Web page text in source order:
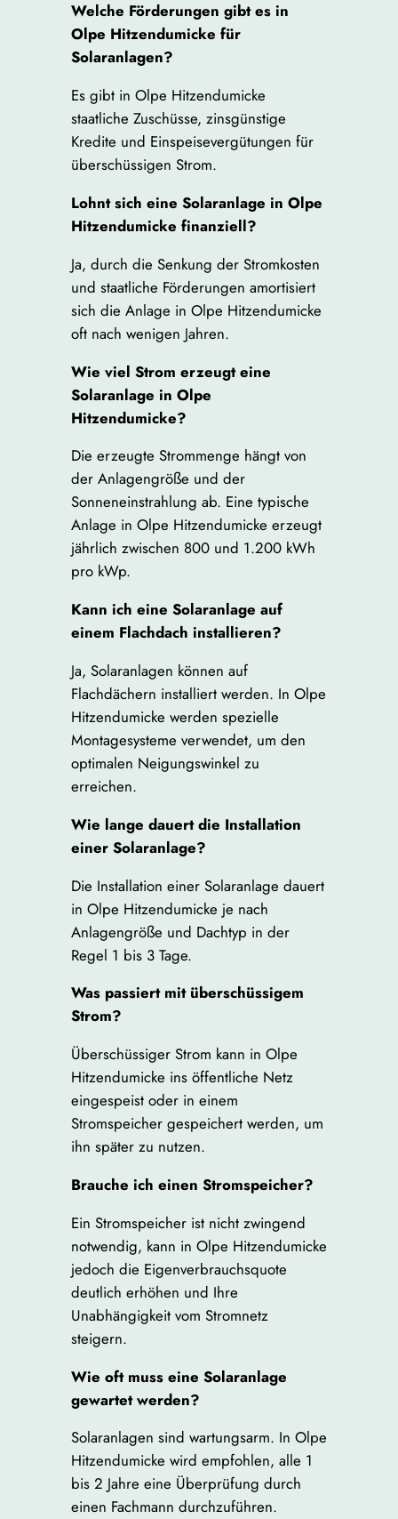
Welche Förderungen gibt es in
Olpe Hitzendumicke für
Solaranlagen?
Es gibt in Olpe Hitzendumicke
staatliche Zuschüsse, zinsgünstige
Kredite und Einspeisevergütungen für
überschüssigen Strom.
Lohnt sich eine Solaranlage in Olpe
Hitzendumicke finanziell?
Ja, durch die Senkung der Stromkosten
und staatliche Förderungen amortisiert
sich die Anlage in Olpe Hitzendumicke
oft nach wenigen Jahren.
Wie viel Strom erzeugt eine
Solaranlage in Olpe
Hitzendumicke?
Die erzeugte Strommenge hängt von
der Anlagengröße und der
Sonneneinstrahlung ab. Eine typische
Anlage in Olpe Hitzendumicke erzeugt
jährlich zwischen 800 und 1.200 kWh
pro kWp.
Kann ich eine Solaranlage auf
einem Flachdach installieren?
Ja, Solaranlagen können auf
Flachdächern installiert werden. In Olpe
Hitzendumicke werden spezielle
Montagesysteme verwendet, um den
optimalen Neigungswinkel zu
erreichen.
Wie lange dauert die Installation
einer Solaranlage?
Die Installation einer Solaranlage dauert
in Olpe Hitzendumicke je nach
Anlagengröße und Dachtyp in der
Regel 1 bis 3 Tage.
Was passiert mit überschüssigem
Strom?
Überschüssiger Strom kann in Olpe
Hitzendumicke ins öffentliche Netz
eingespeist oder in einem
Stromspeicher gespeichert werden, um
ihn später zu nutzen.
Brauche ich einen Stromspeicher?
Ein Stromspeicher ist nicht zwingend
notwendig, kann in Olpe Hitzendumicke
jedoch die Eigenverbrauchsquote
deutlich erhöhen und Ihre
Unabhängigkeit vom Stromnetz
steigern.
Wie oft muss eine Solaranlage
gewartet werden?
Solaranlagen sind wartungsarm. In Olpe
Hitzendumicke wird empfohlen, alle 1
bis 2 Jahre eine Überprüfung durch
einen Fachmann durchzuführen.